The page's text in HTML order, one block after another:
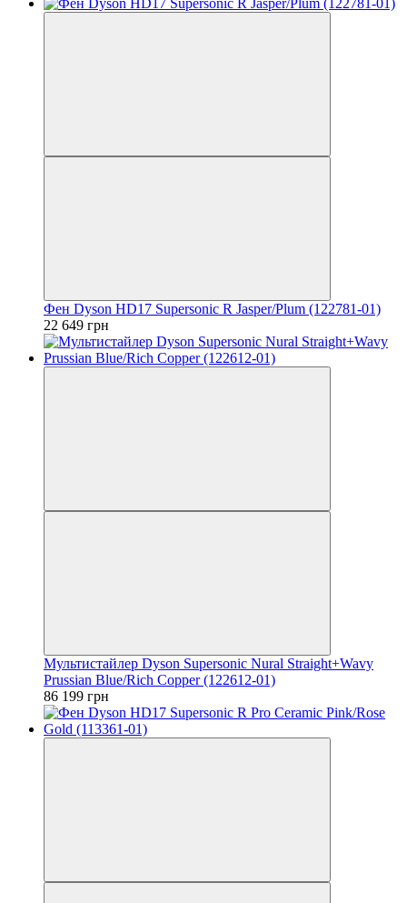
Фен Dyson HD17 Supersonic R Jasper/Plum (122781-01)
22 649 грн
Мультистайлер Dyson Supersonic Nural Straight+Wavy
Prussian Blue/Rich Copper (122612-01)
86 199 грн